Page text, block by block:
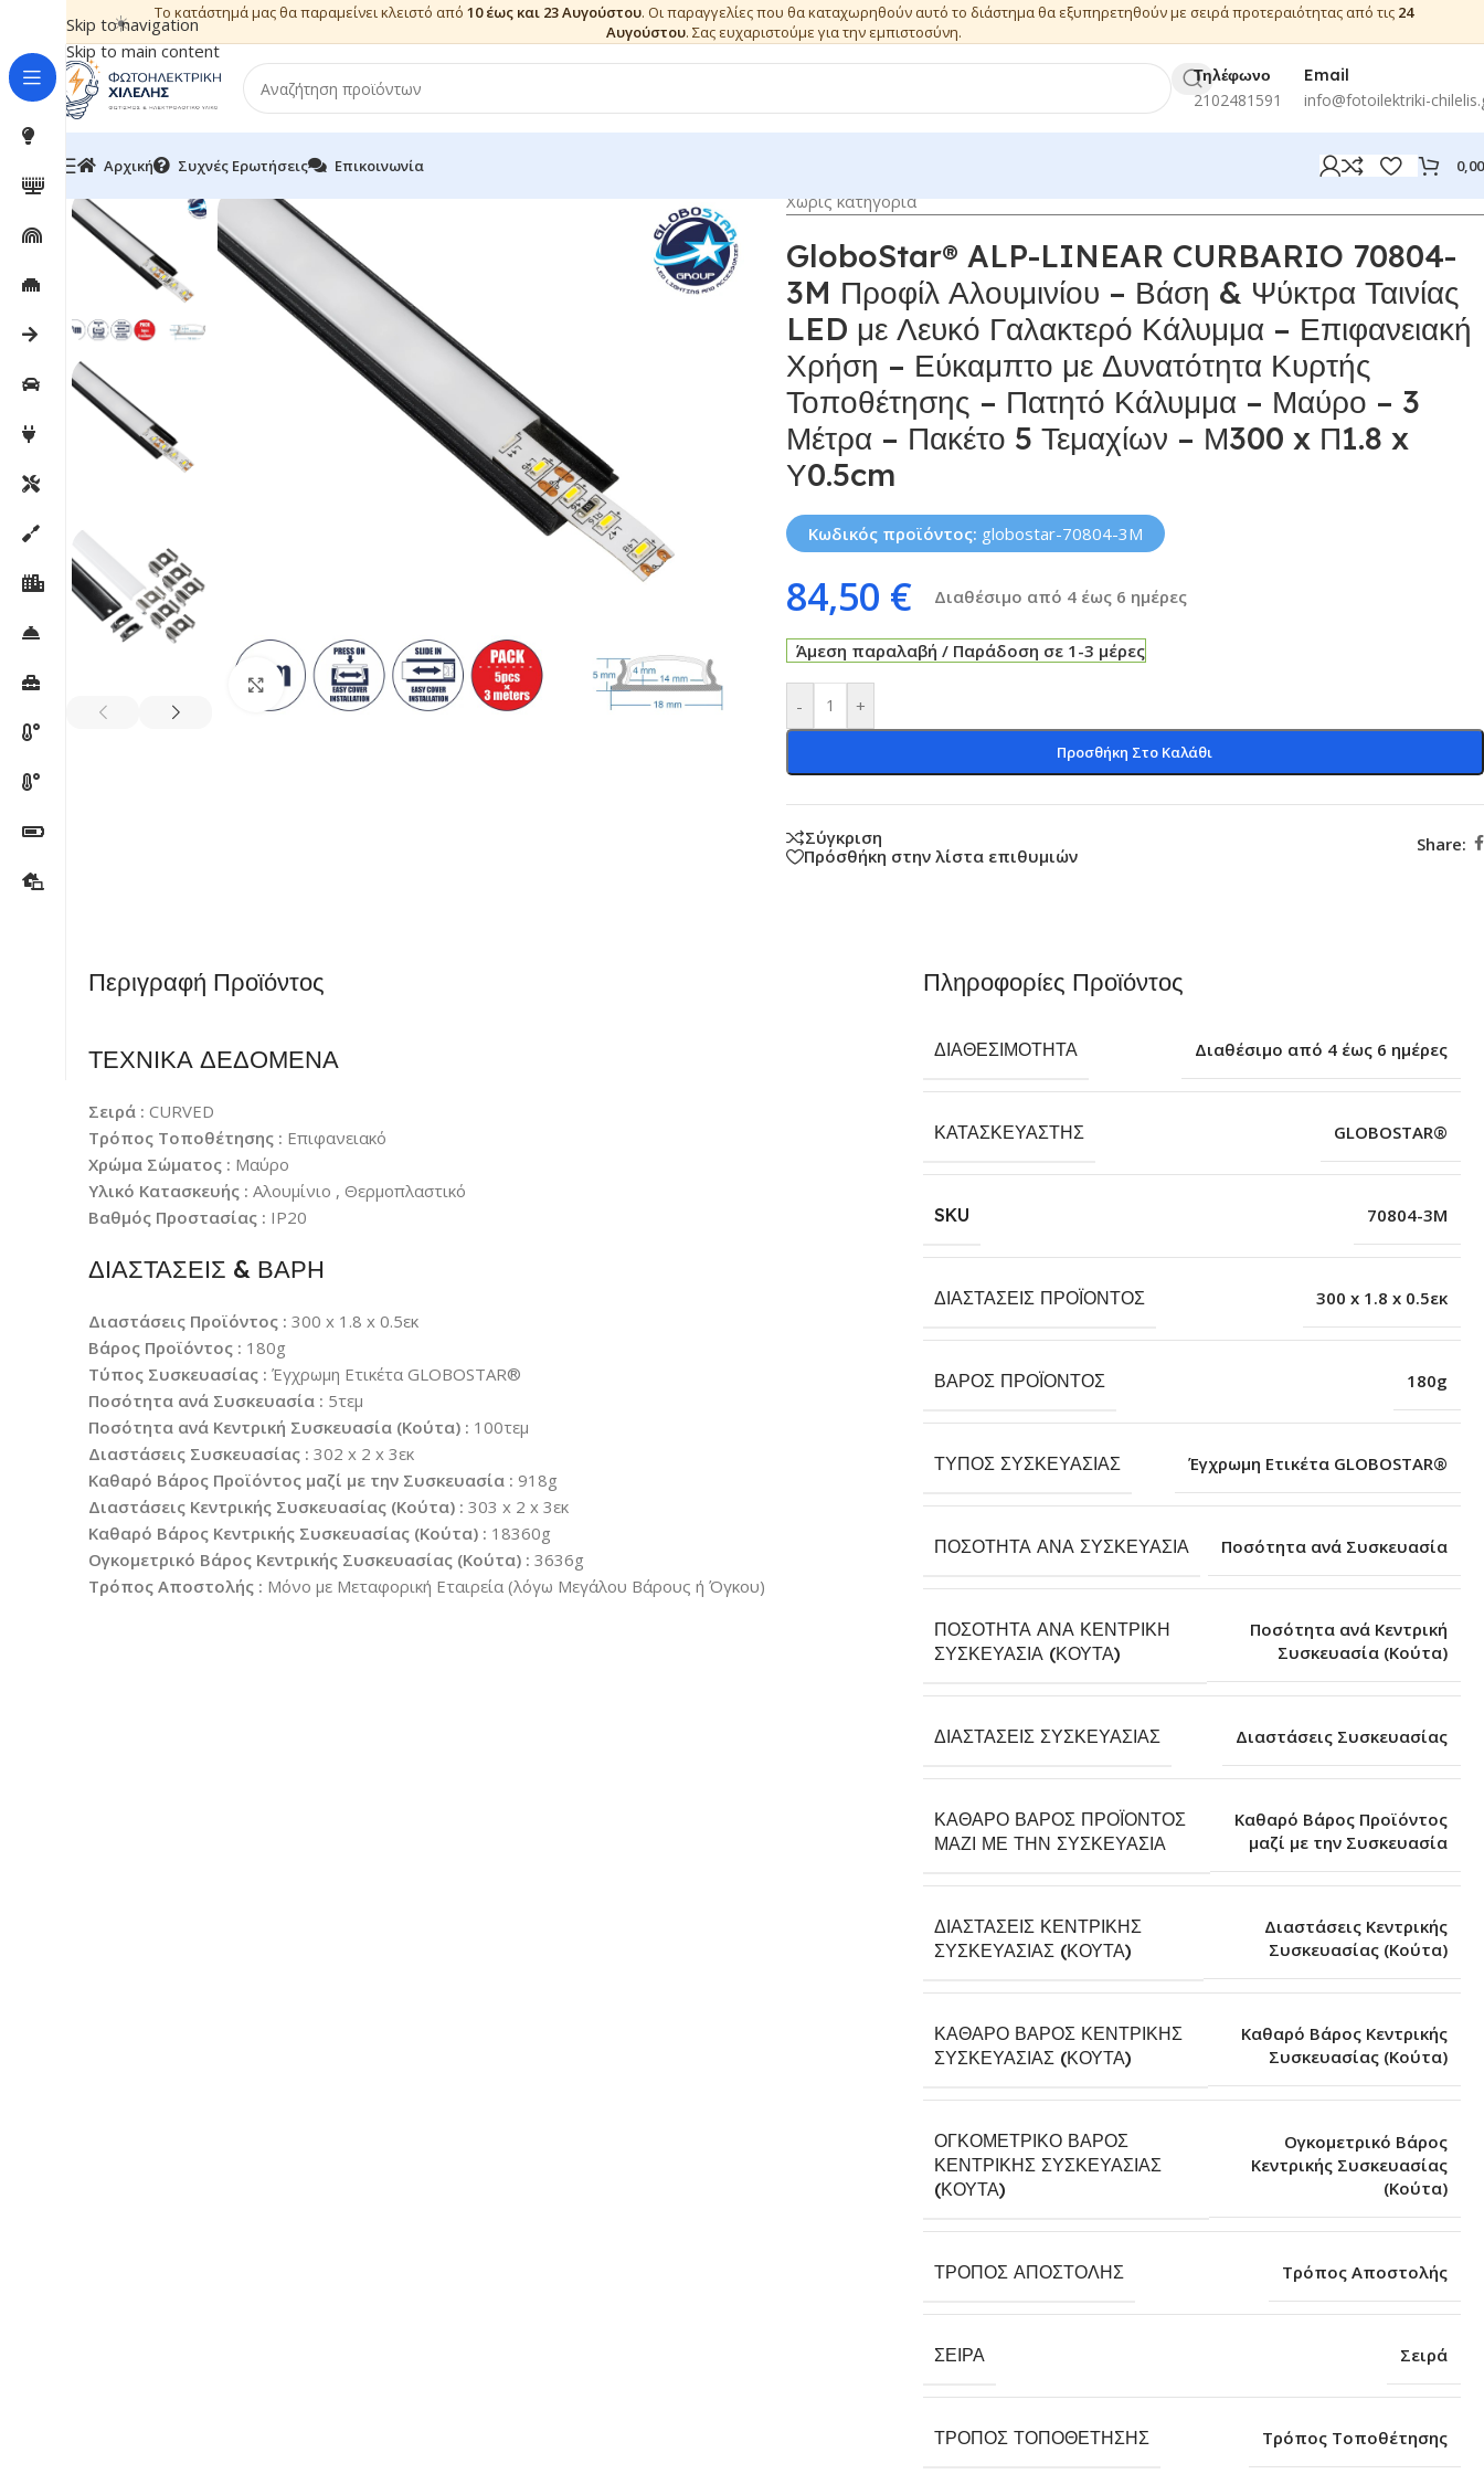
Skip to navigation
Skip to main content
☀️ Το κατάστημά μας θα παραμείνει κλειστό από 10 έως και 23 Αυγούστου. Οι παραγγελίες που θα καταχωρηθούν αυτό το διάστημα θα εξυπηρετηθούν με σειρά προτεραιότητας από τις 24
Αυγούστου. Σας ευχαριστούμε για την εμπιστοσύνη.
Τηλέφωνο
2102481591
Email
info@fotoilektriki-
Αρχική Συχνές Ερωτήσεις Επικοινωνία
Κλικ για μεγέθυνση
Χωρίς κατηγορία
GloboStar® ALP-LINEAR CURBARIO 70804-
3M Προφίλ Αλουμινίου – Βάση & Ψύκτρα Ταινίας
LED με Λευκό Γαλακτερό Κάλυμμα – Επιφανειακή
Χρήση – Εύκαμπτο με Δυνατότητα Κυρτής
Τοποθέτησης – Πατητό Κάλυμμα – Μαύρο – 3
Μέτρα – Πακέτο 5 Τεμαχίων – Μ300 x Π1.8 x
Υ0.5cm
Κωδικός προϊόντος: globostar-70804-3M
84,50 € Διαθέσιμο από 4 έως 6 ημέρες
Άμεση παραλαβή / Παράδοση σε 1-3 μέρες
- +
Προσθήκη Στο Καλάθι
Σύγκριση
Πρόσθήκη στην λίστα επιθυμιών
Share:
Περιγραφή Προϊόντος
ΤΕΧΝΙΚΑ ΔΕΔΟΜΕΝΑ
Σειρά : CURVED
Τρόπος Τοποθέτησης : Επιφανειακό
Χρώμα Σώματος : Μαύρο
Υλικό Κατασκευής : Αλουμίνιο , Θερμοπλαστικό
Βαθμός Προστασίας : IP20
ΔΙΑΣΤΑΣΕΙΣ & ΒΑΡΗ
Διαστάσεις Προϊόντος : 300 x 1.8 x 0.5εκ
Βάρος Προϊόντος : 180g
Τύπος Συσκευασίας : Έγχρωμη Ετικέτα GLOBOSTAR®
Ποσότητα ανά Συσκευασία : 5τεμ
Ποσότητα ανά Κεντρική Συσκευασία (Κούτα) : 100τεμ
Διαστάσεις Συσκευασίας : 302 x 2 x 3εκ
Καθαρό Βάρος Προϊόντος μαζί με την Συσκευασία : 918g
Διαστάσεις Κεντρικής Συσκευασίας (Κούτα) : 303 x 2 x 3εκ
Καθαρό Βάρος Κεντρικής Συσκευασίας (Κούτα) : 18360g
Ογκομετρικό Βάρος Κεντρικής Συσκευασίας (Κούτα) : 3636g
Τρόπος Αποστολής : Μόνο με Μεταφορική Εταιρεία (λόγω Μεγάλου Βάρους ή Όγκου)
Πληροφορίες Προϊόντος
ΔΙΑΘΕΣΙΜΌΤΗΤΑ Διαθέσιμο από 4 έως 6 ημέρες
ΚΑΤΑΣΚΕΥΑΣΤΉΣ GLOBOSTAR®
SKU 70804-3M
ΔΙΑΣΤΆΣΕΙΣ ΠΡΟΪΌΝΤΟΣ 300 x 1.8 x 0.5εκ
ΒΆΡΟΣ ΠΡΟΪΌΝΤΟΣ 180g
ΤΎΠΟΣ ΣΥΣΚΕΥΑΣΊΑΣ Έγχρωμη Ετικέτα GLOBOSTAR®
ΠΟΣΌΤΗΤΑ ΑΝΆ ΣΥΣΚΕΥΑΣΊΑ Ποσότητα ανά Συσκευασία
ΠΟΣΌΤΗΤΑ ΑΝΆ ΚΕΝΤΡΙΚΉ
ΣΥΣΚΕΥΑΣΊΑ (ΚΟΎΤΑ)
Ποσότητα ανά Κεντρική
Συσκευασία (Κούτα)
ΔΙΑΣΤΆΣΕΙΣ ΣΥΣΚΕΥΑΣΊΑΣ Διαστάσεις Συσκευασίας
ΚΑΘΑΡΌ ΒΆΡΟΣ ΠΡΟΪΌΝΤΟΣ
ΜΑΖΊ ΜΕ ΤΗΝ ΣΥΣΚΕΥΑΣΊΑ
Καθαρό Βάρος Προϊόντος
μαζί με την Συσκευασία
ΔΙΑΣΤΆΣΕΙΣ ΚΕΝΤΡΙΚΉΣ
ΣΥΣΚΕΥΑΣΊΑΣ (ΚΟΎΤΑ)
Διαστάσεις Κεντρικής
Συσκευασίας (Κούτα)
ΚΑΘΑΡΌ ΒΆΡΟΣ ΚΕΝΤΡΙΚΉΣ
ΣΥΣΚΕΥΑΣΊΑΣ (ΚΟΎΤΑ)
Καθαρό Βάρος Κεντρικής
Συσκευασίας (Κούτα)
ΟΓΚΟΜΕΤΡΙΚΌ ΒΆΡΟΣ
ΚΕΝΤΡΙΚΉΣ ΣΥΣΚΕΥΑΣΊΑΣ
(ΚΟΎΤΑ)
Ογκομετρικό Βάρος
Κεντρικής Συσκευασίας
(Κούτα)
ΤΡΌΠΟΣ ΑΠΟΣΤΟΛΉΣ Τρόπος Αποστολής
ΣΕΙΡΆ Σειρά
ΤΡΌΠΟΣ ΤΟΠΟΘΈΤΗΣΗΣ Τρόπος Τοποθέτησης